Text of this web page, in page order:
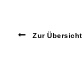
Zur Übersicht